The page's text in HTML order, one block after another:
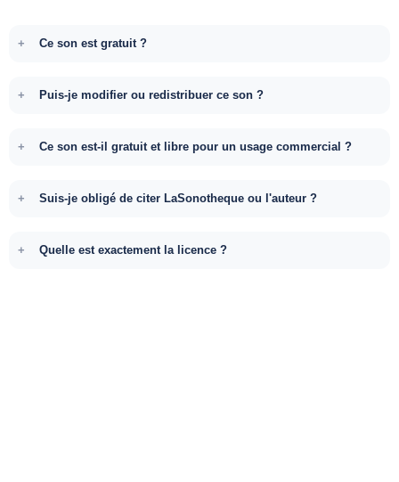
Ce son est gratuit ?
Puis-je modifier ou redistribuer ce son ?
Ce son est-il gratuit et libre pour un usage commercial ?
Suis-je obligé de citer LaSonotheque ou l'auteur ?
Quelle est exactement la licence ?